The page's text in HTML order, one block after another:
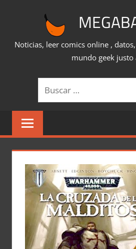
Noticias, leer comics online ,
mundo geek justo
Buscar: